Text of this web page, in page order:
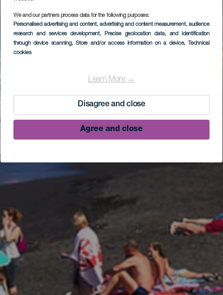
We and our partners process data for the following purposes:
Personalised advertising and content, advertising and content measurement, audience
research and services development, Precise geolocation data, and identification
through device scanning, Store and/or access information on a device, Technical
cookies
Learn More →
Disagree and close
Agree and close